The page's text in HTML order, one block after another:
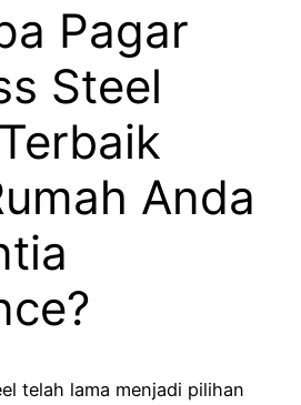
Pagar
Steel
Anda
telah lama menjadi pilihan